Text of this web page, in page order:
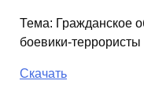
Тема: Гражданское
боевики-террористы
Скачать